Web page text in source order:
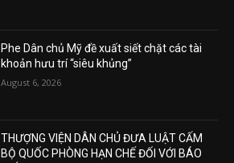
Phe Dân chủ Mỹ đề xuất siết chặt các tài
khoản hưu trí “siêu khủng”
August 6, 2026
THƯỢNG VIỆN DÂN CHỦ ĐƯA LUẬT CẤM
BỘ QUỐC PHÒNG HẠN CHẾ ĐỐI VỚI BÁO